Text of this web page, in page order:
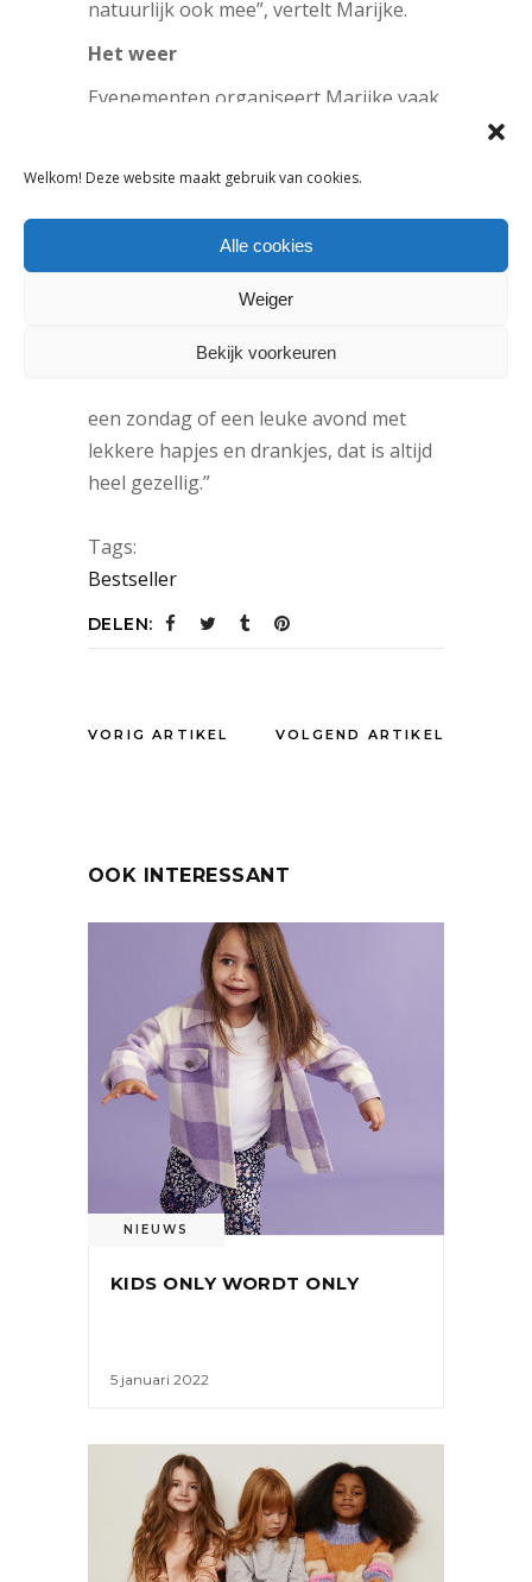
Welkom! Deze website maakt gebruik van cookies.
Alle cookies
Weiger
Bekijk voorkeuren
natuurlijk ook mee”, vertelt Marijke.
Het weer
Evenementen organiseert Marijke vaak
vaak plannen we de evenementen pas
enkele dagen van tevoren. Als ik vrijdag
bijvoorbeeld weet dat ’t zondag beter
weer is, organiseer ik iets om toch
Facebook is dat snel en makkelijk aan
een zondag of een leuke avond met
lekkere hapjes en drankjes, dat is altijd
heel gezellig.”
Tags:
Bestseller
DELEN:
VORIG ARTIKEL VOLGEND ARTIKEL
OOK INTERESSANT
NIEUWS
KIDS ONLY WORDT ONLY
5 januari 2022